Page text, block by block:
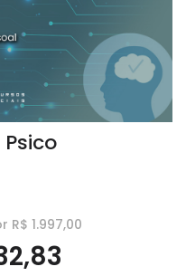
R$ 1.997,00